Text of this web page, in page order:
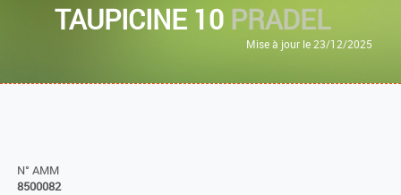
TAUPICINE 10 PRADEL
Mise à jour le 23/12/2025
N° AMM
8500082